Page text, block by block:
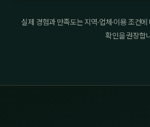
실제 경험과 만족도는 지역·업체·이용 조건
확인을 권장합